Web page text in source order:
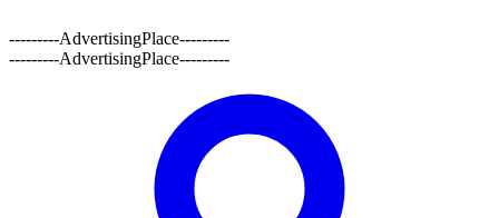
---------AdvertisingPlace---------
---------AdvertisingPlace---------